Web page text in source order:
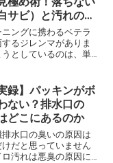
サビ）と汚れの判
ングに携わるベテラ
るジレンマがありま
としているのは、単
時間と労力を浪費した
でし...
録】パッキンがボ
ない？排水口の
どこにあるのか
水口の臭いの原因は
けだと思っていません
汚れは悪臭の原因に